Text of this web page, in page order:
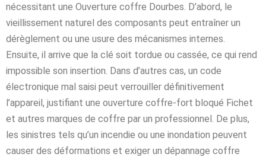
nécessitant une Ouverture coffre Dourbes. D’abord, le
vieillissement naturel des composants peut entraîner un
dérèglement ou une usure des mécanismes internes.
Ensuite, il arrive que la clé soit tordue ou cassée, ce qui rend
impossible son insertion. Dans d’autres cas, un code
électronique mal saisi peut verrouiller définitivement
l’appareil, justifiant une ouverture coffre-fort bloqué Fichet
et autres marques de coffre par un professionnel. De plus,
les sinistres tels qu’un incendie ou une inondation peuvent
causer des déformations et exiger un dépannage coffre